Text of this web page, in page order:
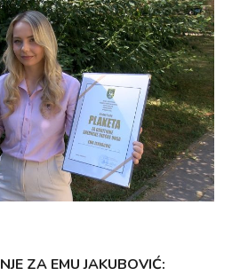
ZA EMU JAKUBOVIĆ: